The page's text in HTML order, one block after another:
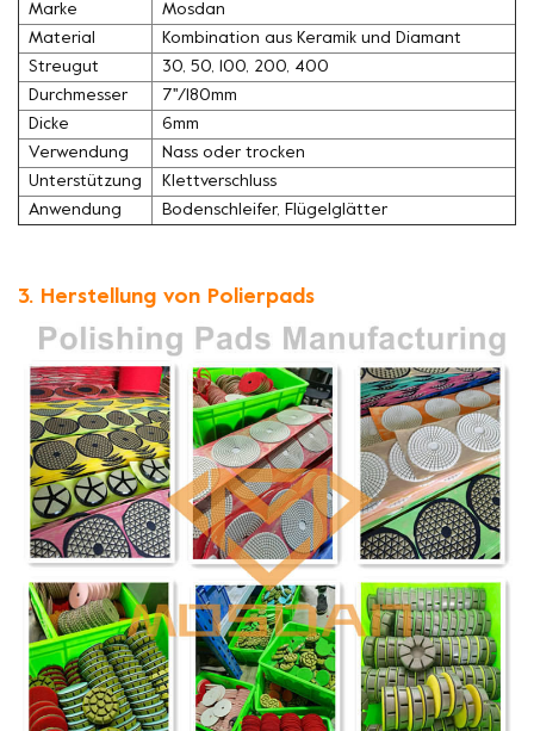
Marke
Mosdan
Material
Kombination aus Keramik und Diamant
Streugut
30, 50, 100, 200, 400
Durchmesser
7''/180mm
Dicke
6mm
Verwendung
Nass oder trocken
Unterstützung
Klettverschluss
Anwendung
Bodenschleifer, Flügelglätter
3. Herstellung von Polierpads